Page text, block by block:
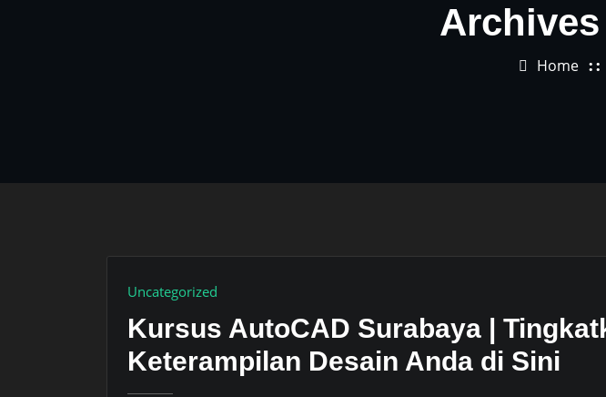
Home
Uncategorized
Kursus AutoCAD Surabaya |
Keterampilan Desain Anda di Sini